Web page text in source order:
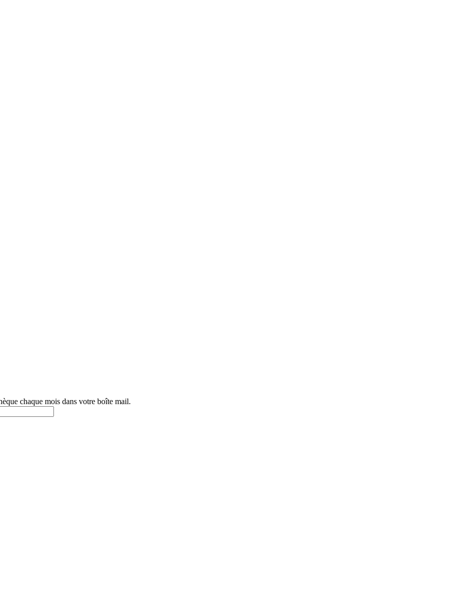
chaque mois dans votre boîte mail.